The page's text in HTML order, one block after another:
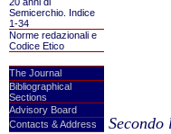
Semicerchio. Indice
1-34
Norme redazionali e
Codice Etico
The Journal
Bibliographical
Sections
Advisory Board
Contacts & Address